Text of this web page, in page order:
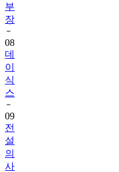
부
장
08
데
이
식
스
09
전
설
의
사